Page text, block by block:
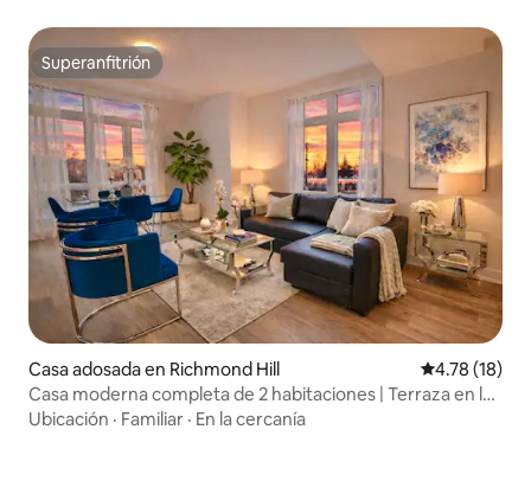
Superanfitrión
Superanfitrión
Casa adosada en Richmond Hill Calificación
4.78 (18)
Casa moderna completa de 2 habitaciones | Terraza en la
azotea | Garaje
Ubicación · Familiar · En la cercanía